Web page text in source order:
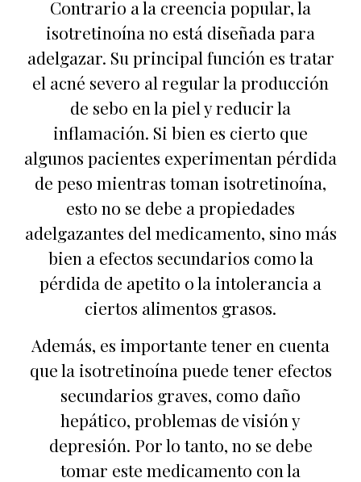
Contrario a la creencia popular, la
isotretinoína no está diseñada para
adelgazar. Su principal función es tratar
el acné severo al regular la producción
de sebo en la piel y reducir la
inflamación. Si bien es cierto que
algunos pacientes experimentan pérdida
de peso mientras toman isotretinoína,
esto no se debe a propiedades
adelgazantes del medicamento, sino más
bien a efectos secundarios como la
pérdida de apetito o la intolerancia a
ciertos alimentos grasos.
Además, es importante tener en cuenta
que la isotretinoína puede tener efectos
secundarios graves, como daño
hepático, problemas de visión y
depresión. Por lo tanto, no se debe
tomar este medicamento con la